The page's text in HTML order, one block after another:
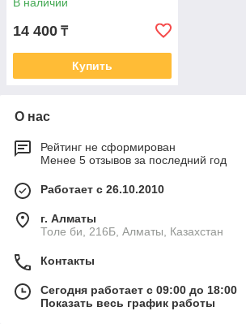
14 400 ₸
Купить
О нас
Рейтинг не сформирован
Менее 5 отзывов за последний год
Работает с 26.10.2010
г. Алматы
Толе би, 216Б, Алматы, Казахстан
Контакты
Сегодня работает с 09:00 до 18:00
Показать весь график работы